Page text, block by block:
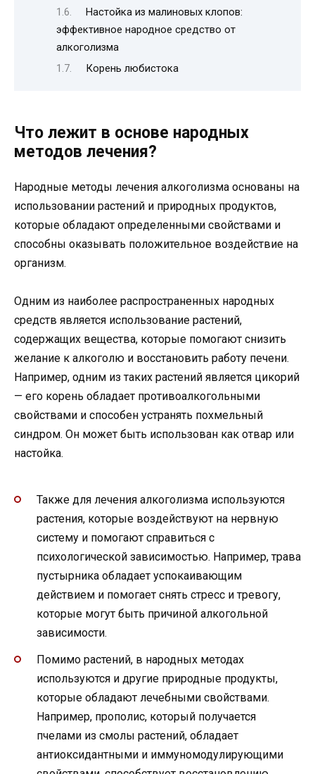
Настойка из малиновых клопов:
эффективное народное средство от
алкоголизма
Корень любистока
Что лежит в основе народных
методов лечения?
Народные методы лечения алкоголизма основаны на
использовании растений и природных продуктов,
которые обладают определенными свойствами и
способны оказывать положительное воздействие на
организм.
Одним из наиболее распространенных народных
средств является использование растений,
содержащих вещества, которые помогают снизить
желание к алкоголю и восстановить работу печени.
Например, одним из таких растений является цикорий
— его корень обладает противоалкогольными
свойствами и способен устранять похмельный
синдром. Он может быть использован как отвар или
настойка.
Также для лечения алкоголизма используются
растения, которые воздействуют на нервную
систему и помогают справиться с
психологической зависимостью. Например, трава
пустырника обладает успокаивающим
действием и помогает снять стресс и тревогу,
которые могут быть причиной алкогольной
зависимости.
Помимо растений, в народных методах
используются и другие природные продукты,
которые обладают лечебными свойствами.
Например, прополис, который получается
пчелами из смолы растений, обладает
антиоксидантными и иммуномодулирующими